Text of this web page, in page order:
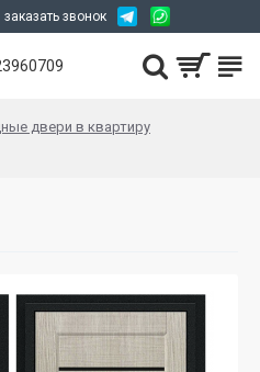
заказать звонок
двери в квартиру